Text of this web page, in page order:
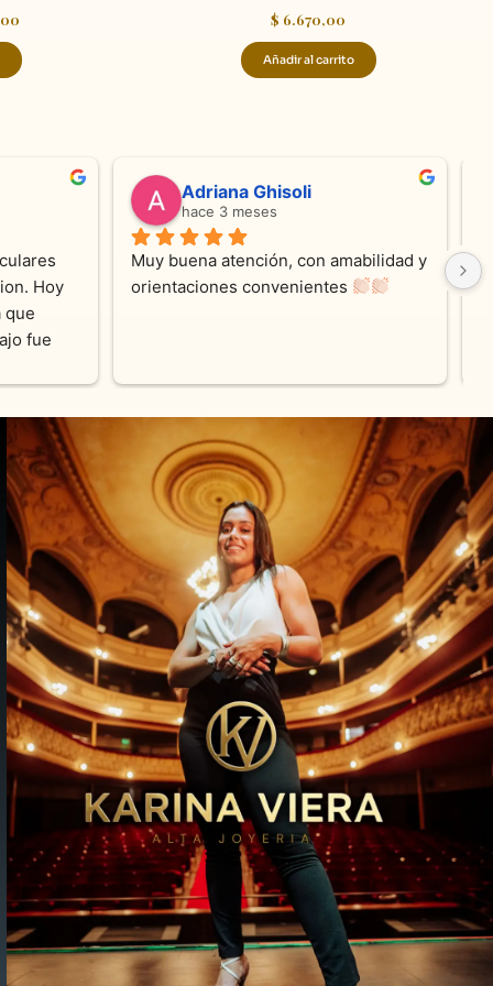
$ 6.670,00
Añadir al carrito
de KV
conforme con
Belleza cada
con los
valentina silva
hace 6 meses
Muy linda atención, me encanta!!!Es
segunda vez q compro, siempre